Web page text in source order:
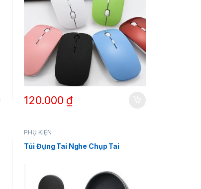
120.000 ₫
PHỤ KIỆN
Túi Đựng Tai Nghe Chụp Tai